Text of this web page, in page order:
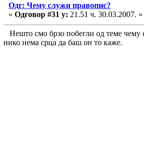
Одг: Чему служи правопис?
« Одговор #31 у: 21.51 ч. 30.03.2007. »
Нешто смо брзо побегли од теме чему
нико нема срца да баш он то каже.